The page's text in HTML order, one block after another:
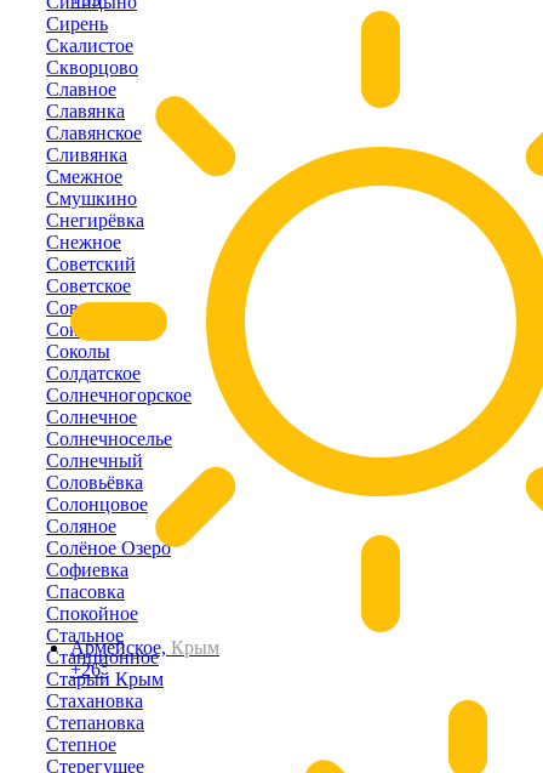
Армейское, Крым
+26°
Сирень
Скалистое
Скворцово
Славное
Славянка
Славянское
Сливянка
Смежное
Смушкино
Снегирёвка
Снежное
Советский
Советское
Совхозное
Соколиное
Соколы
Солдатское
Солнечногорское
Солнечное
Солнечноселье
Солнечный
Соловьёвка
Солонцовое
Соляное
Солёное Озеро
Софиевка
Спасовка
Спокойное
Стальное
Станционное
Старый Крым
Стахановка
Степановка
Степное
Стерегущее